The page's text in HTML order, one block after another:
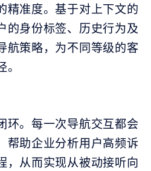
精准度。基于对上下文的
的身份标签、历史行为及
航策略，为不同等级的客
环。每一次导航交互都会
帮助企业分析用户高频诉
，从而实现从被动接听向